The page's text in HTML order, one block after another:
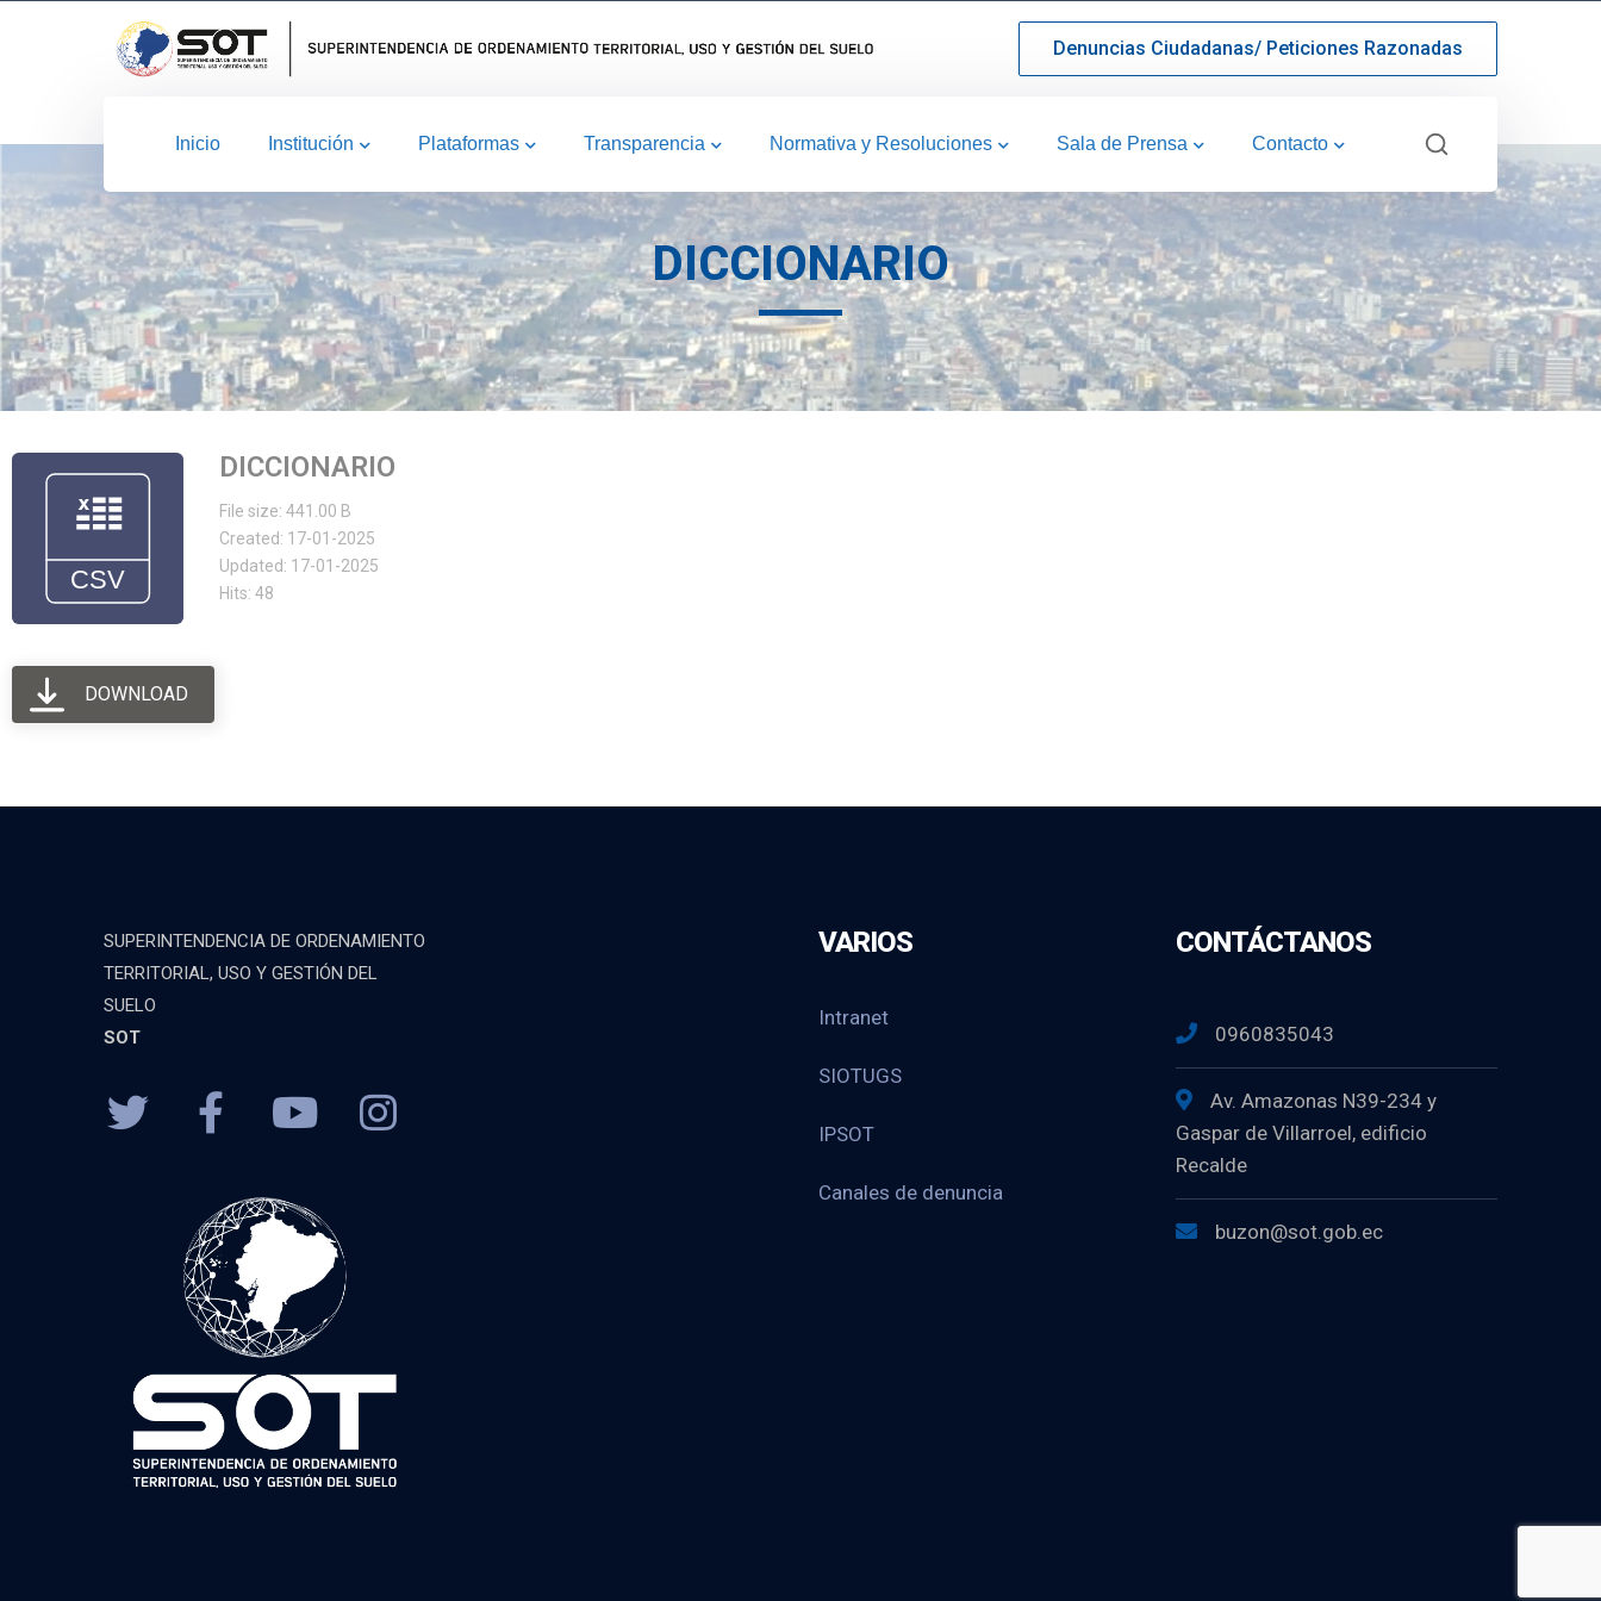
Denuncias Ciudadanas/ Peticiones Razonadas
Inicio Institución Plataformas Transparencia Normativa y Resoluciones Sala de Prensa Contacto
DICCIONARIO
DICCIONARIO
File size: 441.00 B
Created: 17-01-2025
Updated: 17-01-2025
Hits: 48
DOWNLOAD
SUPERINTENDENCIA DE ORDENAMIENTO
TERRITORIAL, USO Y GESTIÓN DEL
SUELO
SOT
VARIOS
Intranet
SIOTUGS
IPSOT
Canales de denuncia
CONTÁCTANOS
0960835043
Av. Amazonas N39-234 y
Gaspar de Villarroel, edificio
Recalde
buzon@sot.gob.ec